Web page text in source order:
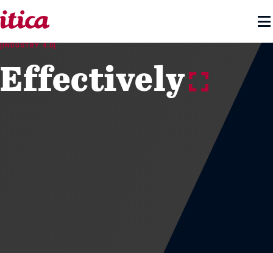

[INDUSTRY 4.0]
Effectivelyy